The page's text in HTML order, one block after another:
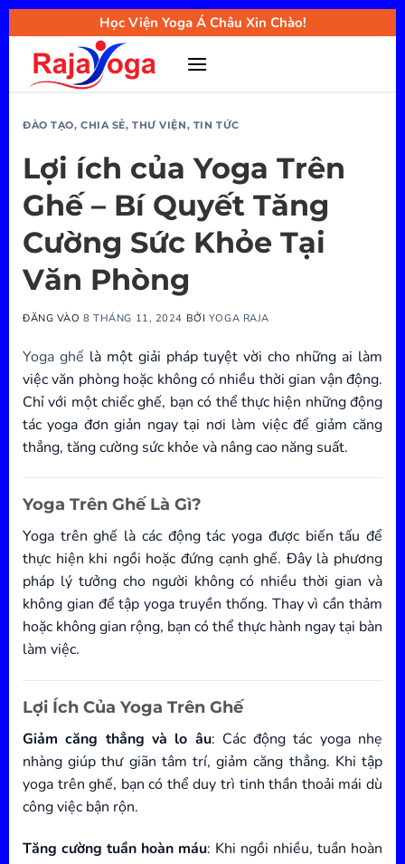
Bỏ
qua
nội
Học Viện Yoga Á Châu Xin Chào!
ĐÀO TẠO,CHIA SẺ,THƯ VIỆN, TIN TỨC
Lợi ích của Yoga Trên
Ghế – Bí Quyết Tăng
Cường Sức Khỏe Tại
Văn Phòng
ĐĂNG VÀO8 THÁNG 11, 2024 BỞI YOGA RAJA
Yoga ghế là một giải pháp tuyệt vời cho những ai làm
việc văn phòng hoặc không có nhiều thời gian vận động.
Chỉ với một chiếc ghế, bạn có thể thực hiện những động
tác yoga đơn giản ngay tại nơi làm việc để giảm căng
thẳng, tăng cường sức khỏe và nâng cao năng suất.
Yoga Trên Ghế Là Gì?
Yoga trên ghế là các động tác yoga được biến tấu để
thực hiện khi ngồi hoặc đứng cạnh ghế. Đây là phương
pháp lý tưởng cho người không có nhiều thời gian và
không gian để tập yoga truyền thống. Thay vì cần thảm
hoặc không gian rộng, bạn có thể thực hành ngay tại bàn
làm việc.
Lợi Ích Của Yoga Trên Ghế
Giảm căng thẳng và lo âu: Các động tác yoga nhẹ
nhàng giúp thư giãn tâm trí, giảm căng thẳng. Khi tập
yoga trên ghế, bạn có thể duy trì tinh thần thoải mái dù
công việc bận rộn.
Tăng cường tuần hoàn máu: Khi ngồi nhiều, tuần hoàn